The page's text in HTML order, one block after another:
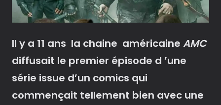
Il y a 11 ans la chaine américaine AMC
diffusait le premier épisode d ’une
série issue d’un comics qui
commençait tellement bien avec une